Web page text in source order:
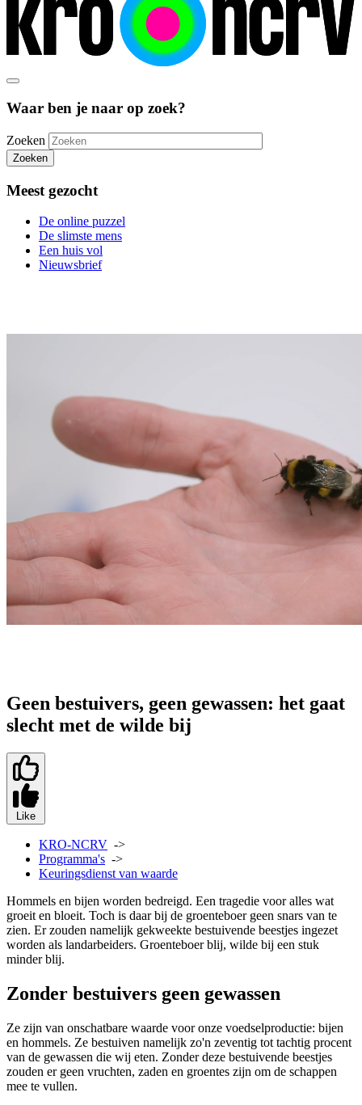
Waar ben je naar op zoek?
Zoeken
Zoeken
Meest gezocht
De online puzzel
De slimste mens
Een huis vol
Nieuwsbrief
Geen bestuivers, geen gewassen: het gaat
slecht met de wilde bij
Like
KRO-NCRV ->
Programma's ->
Keuringsdienst van waarde
Hommels en bijen worden bedreigd. Een tragedie voor alles wat
groeit en bloeit. Toch is daar bij de groenteboer geen snars van te
zien. Er zouden namelijk gekweekte bestuivende beestjes ingezet
worden als landarbeiders. Groenteboer blij, wilde bij een stuk
minder blij.
Zonder bestuivers geen gewassen
Ze zijn van onschatbare waarde voor onze voedselproductie: bijen
en hommels. Ze bestuiven namelijk zo'n zeventig tot tachtig procent
van de gewassen die wij eten. Zonder deze bestuivende beestjes
zouden er geen vruchten, zaden en groentes zijn om de schappen
mee te vullen.